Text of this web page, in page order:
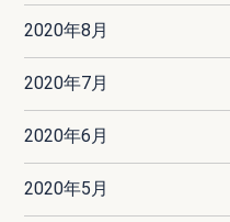
2020年8月
2020年7月
2020年6月
2020年5月